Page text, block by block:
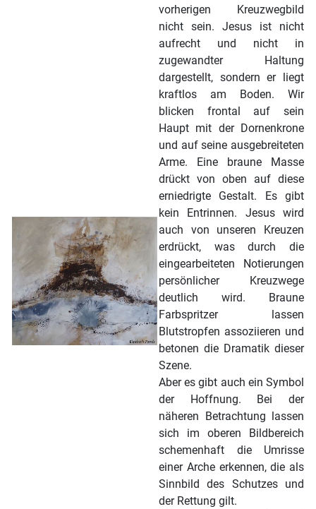
vorherigen Kreuzwegbild
nicht sein. Jesus ist nicht
aufrecht und nicht in
zugewandter Haltung
dargestellt, sondern er liegt
kraftlos am Boden. Wir
blicken frontal auf sein
Haupt mit der Dornenkrone
und auf seine ausgebreiteten
Arme. Eine braune Masse
drückt von oben auf diese
erniedrigte Gestalt. Es gibt
kein Entrinnen. Jesus wird
auch von unseren Kreuzen
erdrückt, was durch die
eingearbeiteten Notierungen
persönlicher Kreuzwege
deutlich wird. Braune
Farbspritzer lassen
Blutstropfen assoziieren und
betonen die Dramatik dieser
Szene.
Aber es gibt auch ein Symbol
der Hoffnung. Bei der
näheren Betrachtung lassen
sich im oberen Bildbereich
schemenhaft die Umrisse
einer Arche erkennen, die als
Sinnbild des Schutzes und
der Rettung gilt.